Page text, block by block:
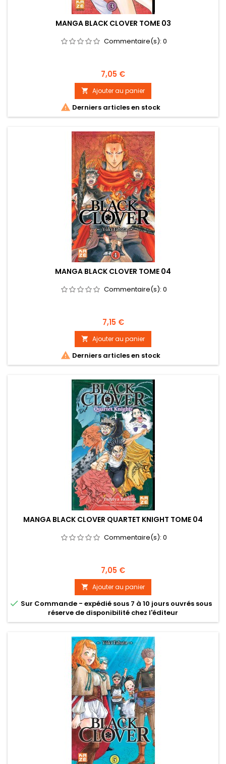
MANGA BLACK CLOVER TOME 03
Commentaire(s): 0
Prix
7,05 €
 Ajouter au panier
 Derniers articles en stock
MANGA BLACK CLOVER TOME 04
Commentaire(s): 0
Prix
7,15 €
 Ajouter au panier
 Derniers articles en stock
MANGA BLACK CLOVER QUARTET KNIGHT TOME 04
Commentaire(s): 0
Prix
7,05 €
 Ajouter au panier
 Sur Commande - expédié sous 7 à 10 jours ouvrés sous
réserve de disponibilité chez l'éditeur